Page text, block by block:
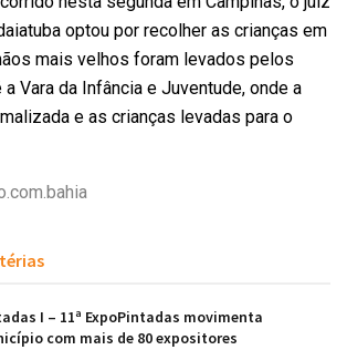
optou por recolher as crianças em
mais velhos foram levados pelos
Vara da Infância e Juventude, onde a
e as crianças levadas para o
I – 11ª ExpoPintadas movimenta
com mais de 80 expositores